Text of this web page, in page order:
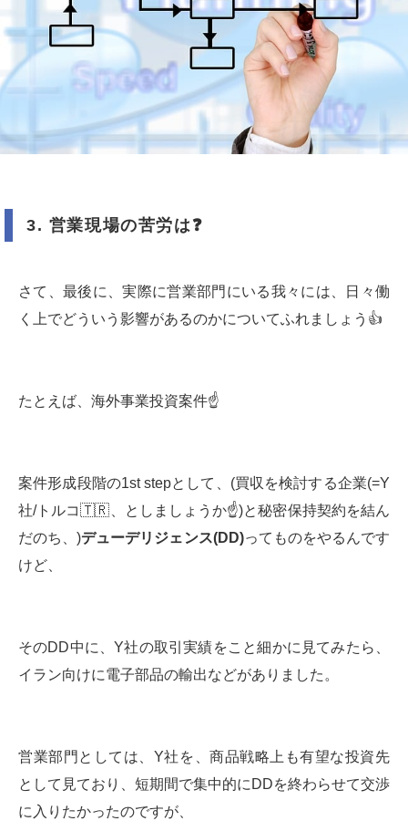
3. 営業現場の苦労は ❓
さて、最後に、実際に営業部門にいる我々には、日々働
く上でどういう影響があるのかについてふれましょう👍
たとえば、海外事業投資案件☝️
案件形成段階の1st stepとして、(買収を検討する企業(=Y
社/トルコ🇹🇷、としましょうか☝️)と秘密保持契約を結ん
だのち、)デューデリジェンス(DD)ってものをやるんです
けど、
そのDD中に、Y社の取引実績をこと細かに見てみたら、
イラン向けに電子部品の輸出などがありました。
営業部門としては、Y社を、商品戦略上も有望な投資先
として見ており、短期間で集中的にDDを終わらせて交渉
に入りたかったのですが、